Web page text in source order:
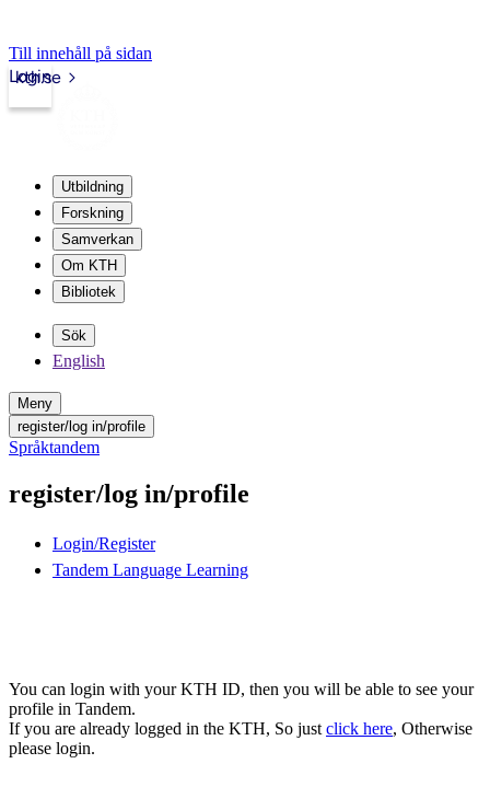
Till innehåll på sidan
kth.se
Login
Utbildning
Forskning
Samverkan
Om KTH
Bibliotek
Sök
English
Meny
register/log in/profile
Språktandem
register/log in/profile
Login/Register
Tandem Language Learning
You can login with your KTH ID, then you will be able to see your
profile in Tandem.
If you are already logged in the KTH, So just click here, Otherwise
please login.